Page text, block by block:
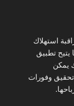
على مراقبة استهلاك
يتيح تطبيق
يمكن
وفورات